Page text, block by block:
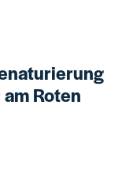
Roten